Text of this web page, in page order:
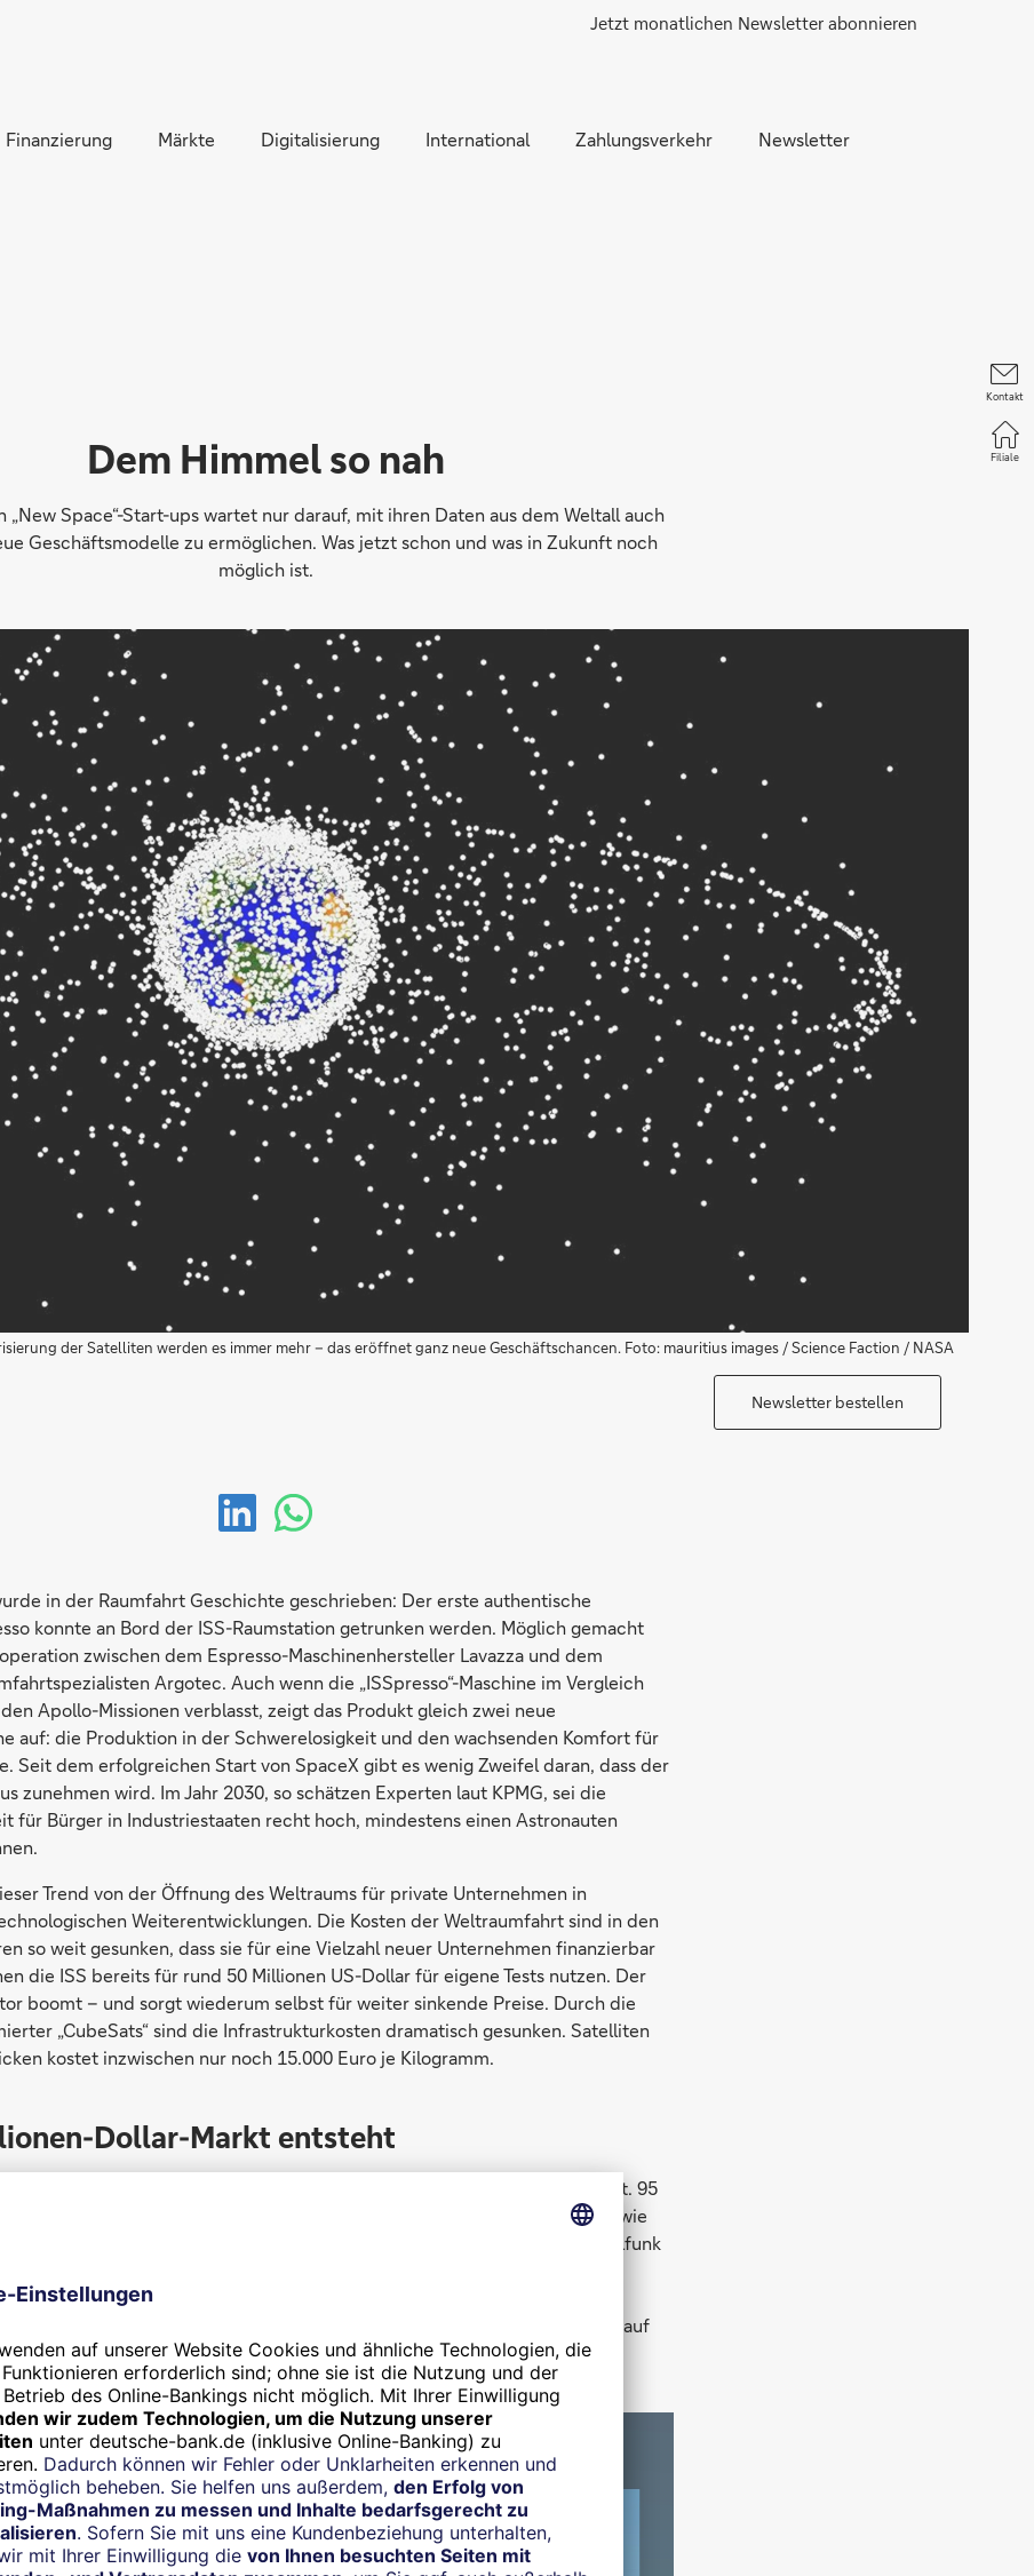
Direkt zum Hauptinhalt (Enter drücken)
Jetzt monatlichen Newsletter abonnieren
Finanzierung Märkte Digitalisierung International Zahlungsverkehr Newsletter
Kontakt
Filiale
Dem Himmel so nah
„New Space“-Start-ups wartet nur darauf, mit ihren Daten aus dem Weltall auch
Geschäftsmodelle zu ermöglichen. Was jetzt schon und was in Zukunft noch
möglich ist.
der Satelliten werden es immer mehr – das eröffnet ganz neue Geschäftschancen. Foto: mauritius images / Science Faction / NASA
Newsletter bestellen
in der Raumfahrt Geschichte geschrieben: Der erste authentische
konnte an Bord der ISS-Raumstation getrunken werden. Möglich gemacht
zwischen dem Espresso-Maschinenhersteller Lavazza und dem
Argotec. Auch wenn die „ISSpresso“-Maschine im Vergleich
Apollo-Missionen verblasst, zeigt das Produkt gleich zwei neue
auf: die Produktion in der Schwerelosigkeit und den wachsenden Komfort für
Seit dem erfolgreichen Start von SpaceX gibt es wenig Zweifel daran, dass der
zunehmen wird. Im Jahr 2030, so schätzen Experten laut KPMG, sei die
für Bürger in Industriestaaten recht hoch, mindestens einen Astronauten
Trend von der Öffnung des Weltraums für private Unternehmen in
Weiterentwicklungen. Die Kosten der Weltraumfahrt sind in den
so weit gesunken, dass sie für eine Vielzahl neuer Unternehmen finanzierbar
die ISS bereits für rund 50 Millionen US-Dollar für eigene Tests nutzen. Der
boomt – und sorgt wiederum selbst für weiter sinkende Preise. Durch die
„CubeSats“ sind die Infrastrukturkosten dramatisch gesunken. Satelliten
kostet inzwischen nur noch 15.000 Euro je Kilogramm.
Dollar-Markt entsteht
Zeit) dominiert der Bereich „Space for Earth“ den Weltraummarkt. 95
US-Dollar großen Markts (2019) entfallen auf Anwendungsfelder wie
Navigationssatelliten (SatNav) und Kommunikation (SatCom) für Mobilfunk
„Space for Space“ – beispielsweise die Nutzbarmachung von
die Verwendung im Weltall wie der Bau von Mondsiedlungen mit
bislang ein Nischendasein. Bis 2030 soll der Weltraummarkt insgesamt auf
US-Dollar anwachsen, bis 2040 gar auf 1,5 Billionen US-Dollar.